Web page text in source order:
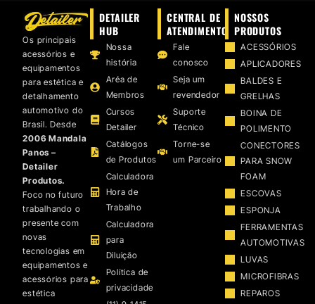
Os principais
acessórios e
equipamentos
para estética e
detalhamento
automotivo do
Brasil. Desde
2006 Mandala
Panos –
Detailer
Produtos.
Foco no futuro
trabalhando o
presente com
novas
tecnologias em
equipamentos e
acessórios para
estética
DETAILER
HUB
Nossa
história
Aréa de
Membros
Cursos
Detailer
Catálogos
de Produtos
Calculadora
Hora de
Trabalho
Calculadora
para
Diluição
Política de
privacidade
CENTRAL DE
ATENDIMENTO
Fale
conosco
Seja um
revendedor
Suporte
Técnico
Torne-se
um Parceiro
NOSSOS
PRODUTOS
ACESSÓRIOS
APLICADORES
BALDES E
GRELHAS
BOINA DE
POLIMENTO
CONECTORES
PARA SNOW
FOAM
ESCOVAS
ESPONJA
FERRAMENTAS
AUTOMOTIVAS
LUVAS
MICROFIBRAS
REPAROS